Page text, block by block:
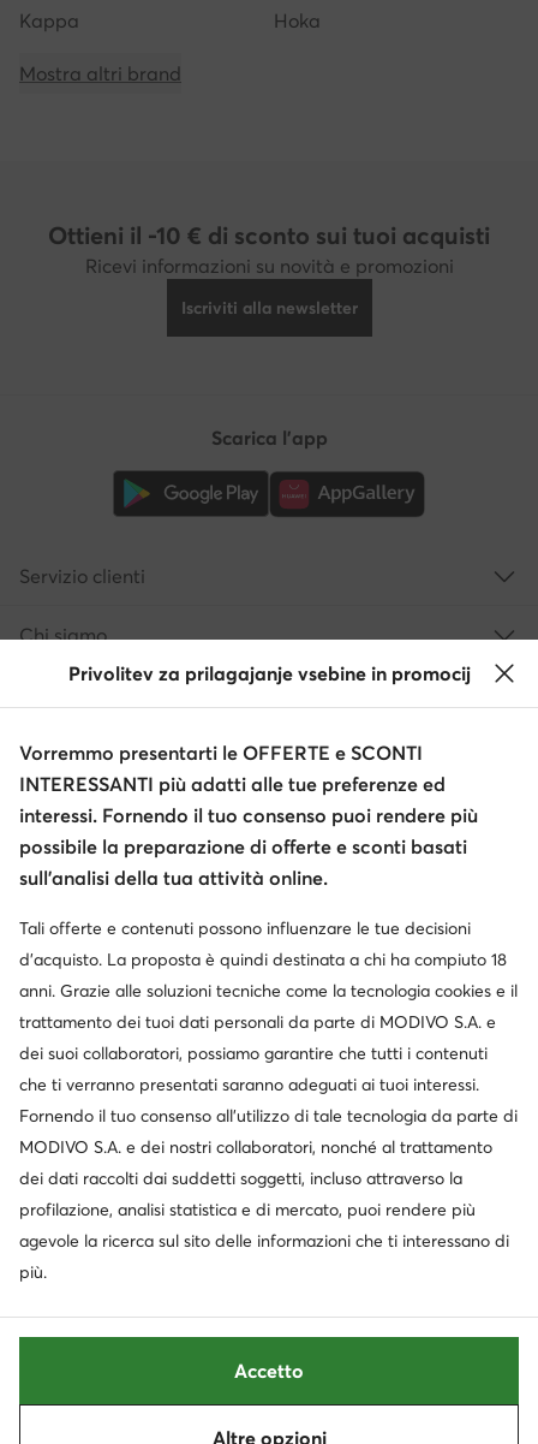
Kappa Hoka
Mostra altri brand
Ottieni il -10 € di sconto sui tuoi acquisti
Ricevi informazioni su novità e promozioni
Iscriviti alla newsletter
Cambia paese: Italia (IT)
Scarica l'app
Servizio clienti
Chi siamo
© escarpe.it 2026
Modifica impostazioni
Informativa sulla privacy
Protezione dei dati
Privolitev za prilagajanje vsebine in promocij
Vorremmo presentarti le OFFERTE e SCONTI
INTERESSANTI più adatti alle tue preferenze ed
interessi. Fornendo il tuo consenso puoi rendere più
possibile la preparazione di offerte e sconti basati
sull’analisi della tua attività online.
Tali offerte e contenuti possono influenzare le tue decisioni
d’acquisto. La proposta è quindi destinata a chi ha compiuto 18
anni. Grazie alle soluzioni tecniche come la tecnologia cookies e il
trattamento dei tuoi dati personali da parte di MODIVO S.A. e
dei suoi collaboratori, possiamo garantire che tutti i contenuti
che ti verranno presentati saranno adeguati ai tuoi interessi.
Fornendo il tuo consenso all’utilizzo di tale tecnologia da parte di
MODIVO S.A. e dei nostri collaboratori, nonché al trattamento
dei dati raccolti dai suddetti soggetti, incluso attraverso la
profilazione, analisi statistica e di mercato, puoi rendere più
agevole la ricerca sul sito delle informazioni che ti interessano di
più.
Altre opzioni
Accetto